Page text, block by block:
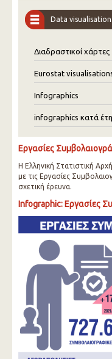
Data
Διαδραστικοί χάρτες
Eurostat
Infographics
infographics κατά έτη
Εργασίες
Η Ελληνική Στατιστική
με τις Εργασίες
σχετική έρευνα.
Infographic: Εργασίες